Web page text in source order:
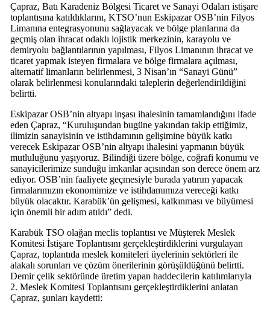
Çapraz, Batı Karadeniz Bölgesi Ticaret ve Sanayi Odaları istişare
toplantısına katıldıklarını, KTSO’nun Eskipazar OSB’nin Filyos
Limanına entegrasyonunu sağlayacak ve bölge planlarına da
geçmiş olan ihracat odaklı lojistik merkezinin, karayolu ve
demiryolu bağlantılarının yapılması, Filyos Limanının ihracat ve
ticaret yapmak isteyen firmalara ve bölge firmalara açılması,
alternatif limanların belirlenmesi, 3 Nisan’ın “Sanayi Günü”
olarak belirlenmesi konularındaki taleplerin değerlendirildiğini
belirtti.
Eskipazar OSB’nin altyapı inşası ihalesinin tamamlandığını ifade
eden Çapraz, “Kuruluşundan bugüne yakından takip ettiğimiz,
ilimizin sanayisinin ve istihdamının gelişimine büyük katkı
verecek Eskipazar OSB’nin altyapı ihalesini yapmanın büyük
mutluluğunu yaşıyoruz. Bilindiği üzere bölge, coğrafi konumu ve
sanayicilerimize sunduğu imkanlar açısından son derece önem arz
ediyor. OSB’nin faaliyete geçmesiyle burada yatırım yapacak
firmalarımızın ekonomimize ve istihdamımıza vereceği katkı
büyük olacaktır. Karabük’ün gelişmesi, kalkınması ve büyümesi
için önemli bir adım atıldı” dedi.
Karabük TSO olağan meclis toplantısı ve Müşterek Meslek
Komitesi İstişare Toplantısını gerçekleştirdiklerini vurgulayan
Çapraz, toplantıda meslek komiteleri üyelerinin sektörleri ile
alakalı sorunları ve çözüm önerilerinin görüşüldüğünü belirtti.
Demir çelik sektöründe üretim yapan haddecilerin katılımlarıyla
2. Meslek Komitesi Toplantısını gerçekleştirdiklerini anlatan
Çapraz, şunları kaydetti: